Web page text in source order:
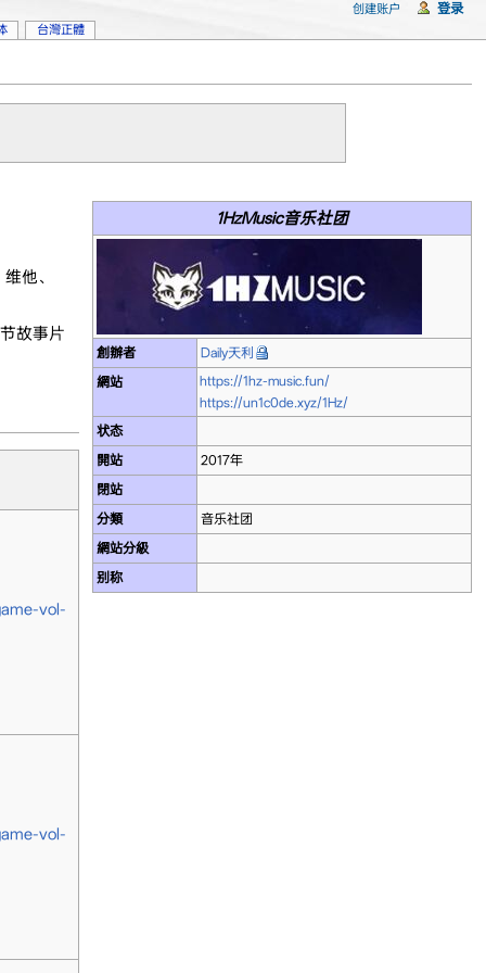
1HzMusic音乐社团
創辦者
Daily天利
網站
https://1hz-music.fun/
https://un1c0de.xyz/1Hz/
状态
開站
2017年
閉站
分類
音乐社团
網站分級
别称
他、
故事片
vol-
vol-
台灣正體
创建账户 登录